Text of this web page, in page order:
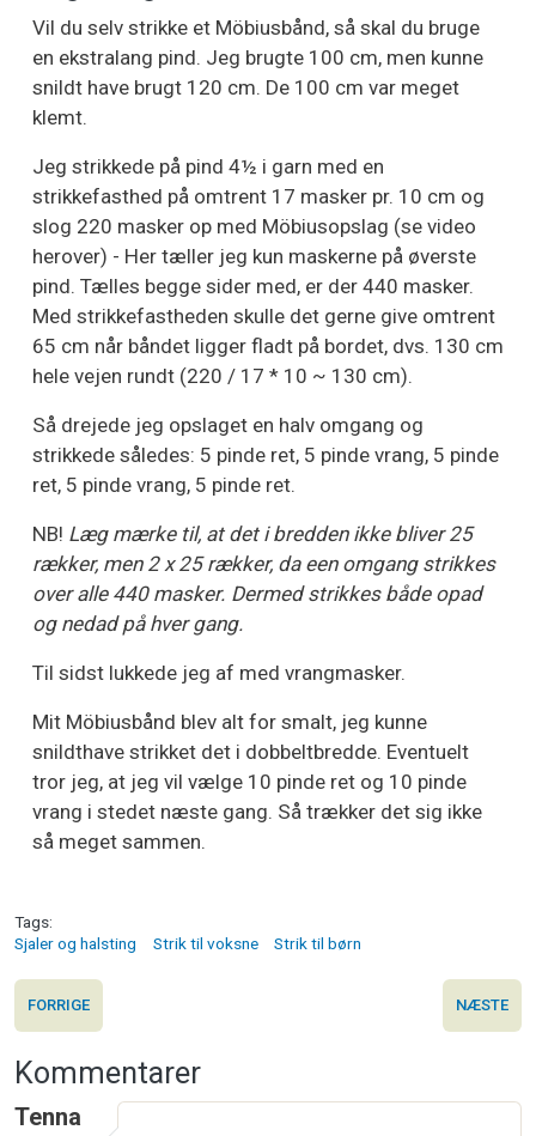
Vil du selv strikke et Möbiusbånd, så skal du bruge
en ekstralang pind. Jeg brugte 100 cm, men kunne
snildt have brugt 120 cm. De 100 cm var meget
klemt.
Jeg strikkede på pind 4½ i garn med en
strikkefasthed på omtrent 17 masker pr. 10 cm og
slog 220 masker op med Möbiusopslag (se video
herover) - Her tæller jeg kun maskerne på øverste
pind. Tælles begge sider med, er der 440 masker.
Med strikkefastheden skulle det gerne give omtrent
65 cm når båndet ligger fladt på bordet, dvs. 130 cm
hele vejen rundt (220 / 17 * 10 ~ 130 cm).
Så drejede jeg opslaget en halv omgang og
strikkede således: 5 pinde ret, 5 pinde vrang, 5 pinde
ret, 5 pinde vrang, 5 pinde ret.
NB! Læg mærke til, at det i bredden ikke bliver 25
rækker, men 2 x 25 rækker, da een omgang strikkes
over alle 440 masker. Dermed strikkes både opad
og nedad på hver gang.
Til sidst lukkede jeg af med vrangmasker.
Mit Möbiusbånd blev alt for smalt, jeg kunne
snildthave strikket det i dobbeltbredde. Eventuelt
tror jeg, at jeg vil vælge 10 pinde ret og 10 pinde
vrang i stedet næste gang. Så trækker det sig ikke
så meget sammen.
Tags
Sjaler og halsting
Strik til voksne Strik til børn
FORRIGE NÆSTE
Kommentarer
Tenna